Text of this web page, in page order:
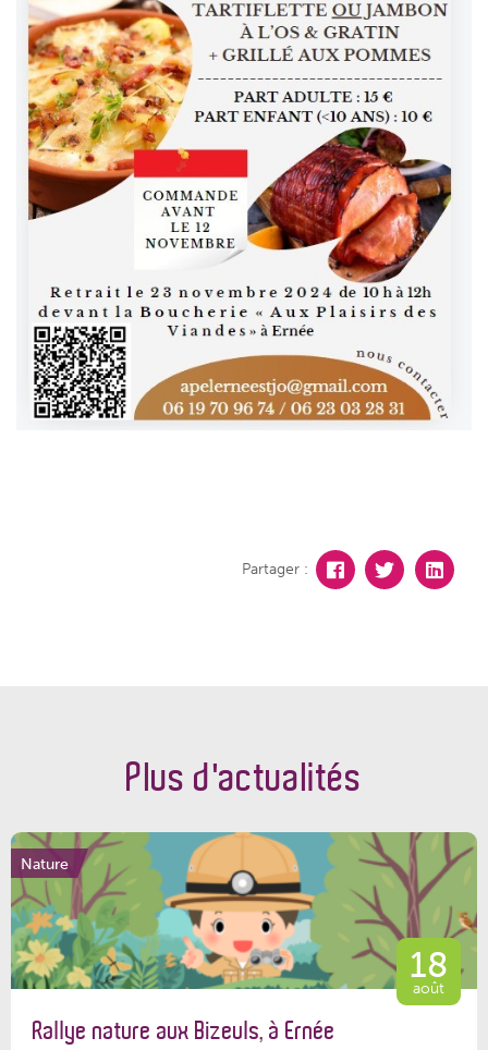
Partager :
Plus d'actualités
Nature
18
août
Rallye nature aux Bizeuls, à Ernée